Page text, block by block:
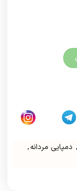
, دمپایی مردانه,